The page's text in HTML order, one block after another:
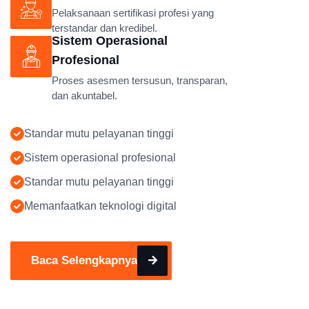
Pelaksanaan sertifikasi profesi yang
terstandar dan kredibel.
Sistem Operasional
Profesional
Proses asesmen tersusun, transparan,
dan akuntabel.
Standar mutu pelayanan tinggi
Sistem operasional profesional
Standar mutu pelayanan tinggi
Memanfaatkan teknologi digital
Baca Selengkapnya